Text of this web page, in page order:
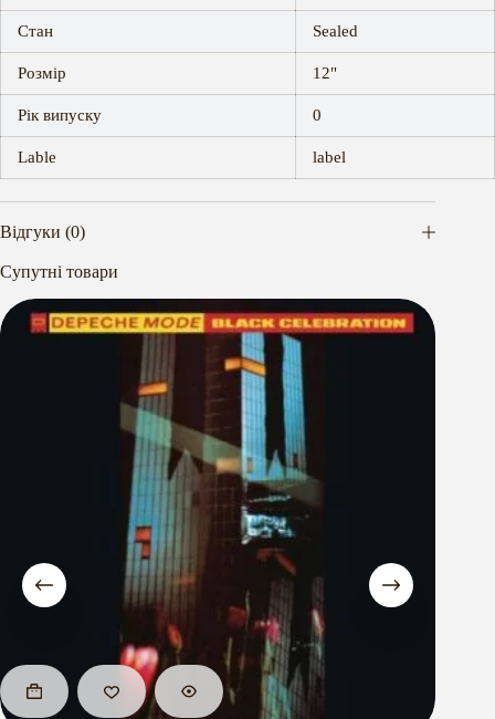
Стан Sealed
Розмір 12"
Рік випуску 0
Lable label
Відгуки (0)
Супутні товари